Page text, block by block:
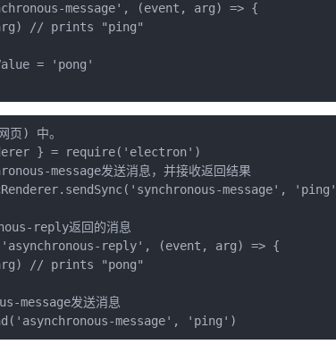
message', (event, arg) => {
// prints "ping"
= 'pong'
页) 中。
} = require('electron')
message发送消息，并接收返回结果
message',
reply返回的消息
reply', (event, arg) => {
// prints "pong"
message发送消息
message', 'ping')